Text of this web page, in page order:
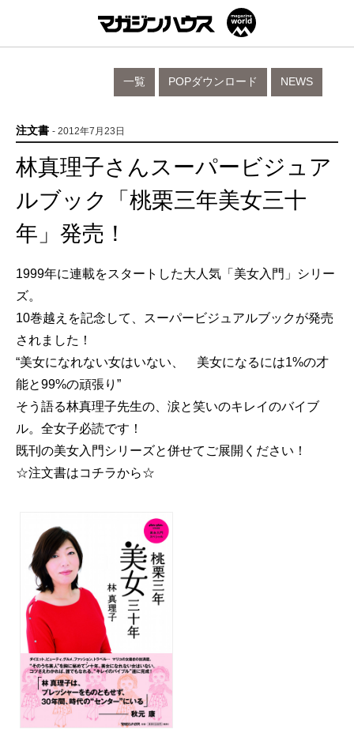
NEWS
POPダウンロード
一覧
注文書 - 2012年7月23日
林真理子さんスーパービジュア
ルブック「桃栗三年美女三十
年」発売！
1999年に連載をスタートした大人気「美女入門」シリー
ズ。
10巻越えを記念して、スーパービジュアルブックが発売
されました！
“美女になれない女はいない、 美女になるには1%の才
能と99%の頑張り”
そう語る林真理子先生の、涙と笑いのキレイのバイブ
ル。全女子必読です！
既刊の美女入門シリーズと併せてご展開ください！
☆注文書はコチラから☆